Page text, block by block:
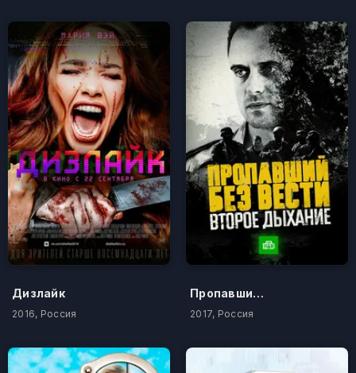
Дизлайк
2016, Россия
Пропавший без вести. Второе дыхание
2017, Россия